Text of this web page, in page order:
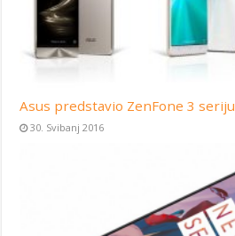
Asus predstavio ZenFone 3 seriju
30. Svibanj 2016